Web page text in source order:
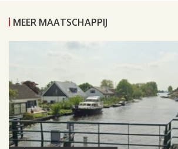
MEER MAATSCHAPPIJ